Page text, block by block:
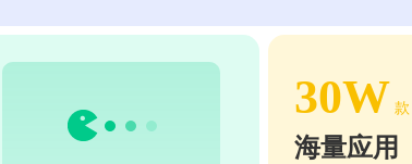
30W 款
海量应用